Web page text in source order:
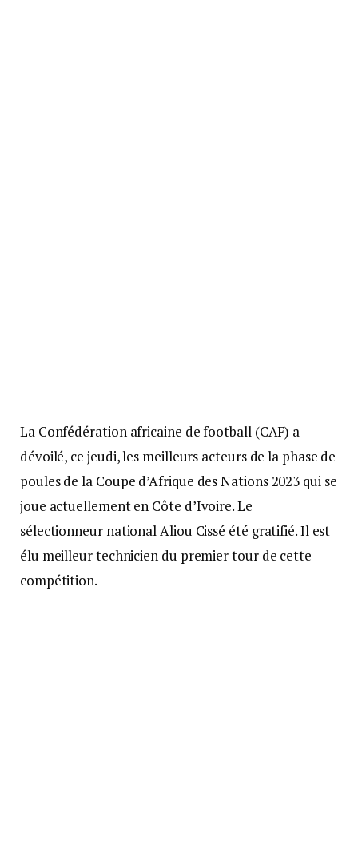
La Confédération africaine de football (CAF) a
dévoilé, ce jeudi, les meilleurs acteurs de la phase de
poules de la Coupe d’Afrique des Nations 2023 qui se
joue actuellement en Côte d’Ivoire. Le
sélectionneur national Aliou Cissé été gratifié. Il est
élu meilleur technicien du premier tour de cette
compétition.